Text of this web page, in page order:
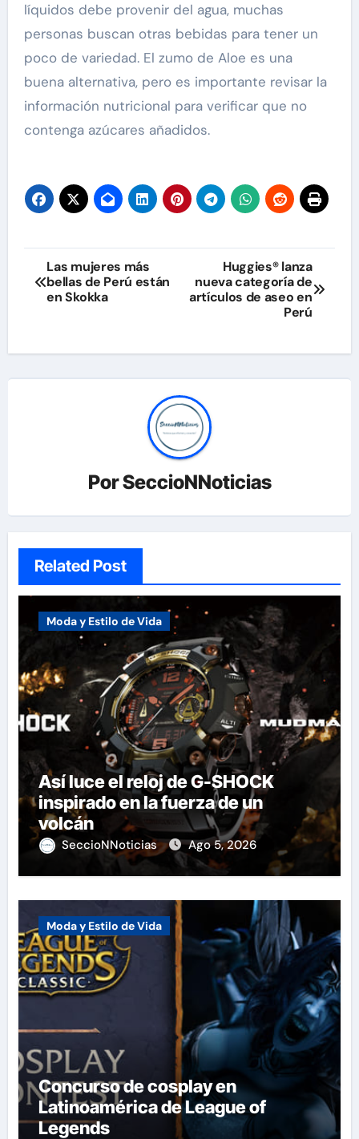
líquidos debe provenir del agua, muchas
personas buscan otras bebidas para tener un
poco de variedad. El zumo de Aloe es una
buena alternativa, pero es importante revisar la
información nutricional para verificar que no
contenga azúcares añadidos.
Navegación
de
Las mujeres más
bellas de Perú están
en Skokka
Huggies® lanza
nueva categoría de
artículos de aseo en
Perú
PorSeccioNNoticias
Related Post
Moda y Estilo de Vida
Así luce el reloj de G-SHOCK
inspirado en la fuerza de un
volcán
SeccioNNoticias Ago 5, 2026
Moda y Estilo de Vida
Concurso de cosplay en
Latinoamérica de League of
Legends